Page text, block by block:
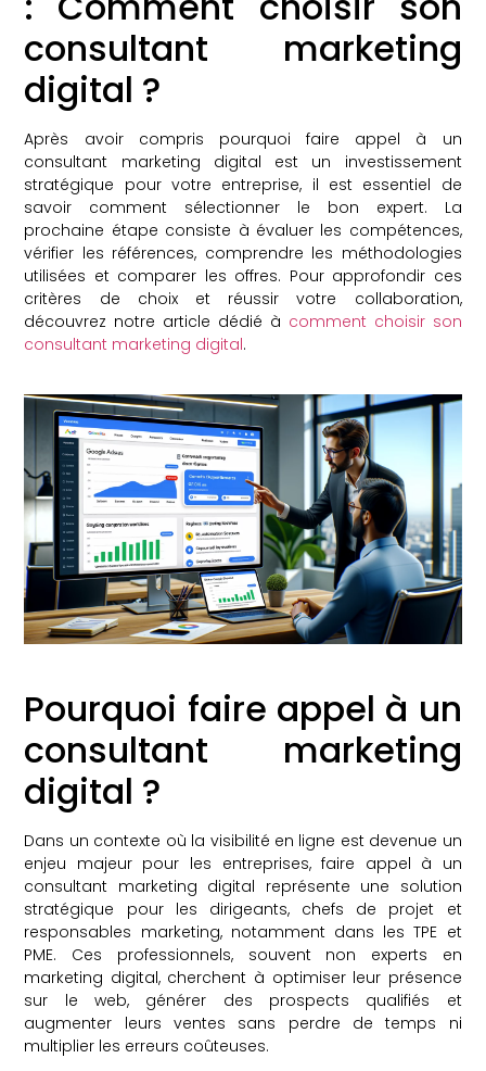
consultant marketing
digital ?
Après avoir compris pourquoi faire appel à un
consultant marketing digital est un investissement
stratégique pour votre entreprise, il est essentiel de
savoir comment sélectionner le bon expert. La
prochaine étape consiste à évaluer les compétences,
vérifier les références, comprendre les méthodologies
utilisées et comparer les offres. Pour approfondir ces
critères de choix et réussir votre collaboration,
découvrez notre article dédié à comment choisir son
consultant marketing digital.
Pourquoi faire appel à un
consultant marketing
digital ?
Dans un contexte où la visibilité en ligne est devenue un
enjeu majeur pour les entreprises, faire appel à un
consultant marketing digital représente une solution
stratégique pour les dirigeants, chefs de projet et
responsables marketing, notamment dans les TPE et
PME. Ces professionnels, souvent non experts en
marketing digital, cherchent à optimiser leur présence
sur le web, générer des prospects qualifiés et
augmenter leurs ventes sans perdre de temps ni
multiplier les erreurs coûteuses.